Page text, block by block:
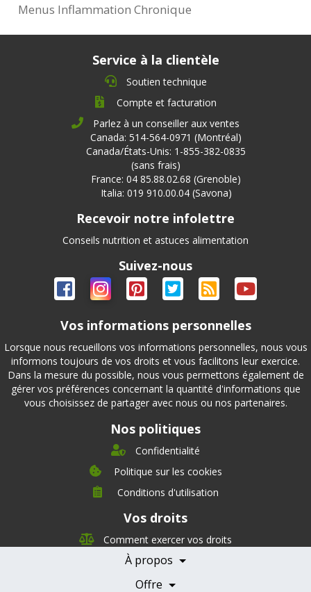
Menus Inflammation Chronique
Service à la clientèle
Soutien technique
Compte et facturation
Parlez à un conseiller aux ventes
Canada: 514-564-0971 (Montréal)
Canada/États-Unis: 1-855-382-0835
(sans frais)
France: 04 85.88.02.68 (Grenoble)
Italia: 019 910.00.04 (Savona)
Recevoir notre infolettre
Conseils nutrition et astuces alimentation
Suivez-nous
Vos informations personnelles
Lorsque nous recueillons vos informations personnelles, nous vous
informons toujours de vos droits et vous facilitons leur exercice.
Dans la mesure du possible, nous vous permettons également de
gérer vos préférences concernant la quantité d'informations que
vous choisissez de partager avec nous ou nos partenaires.
Nos politiques
Confidentialité
Politique sur les cookies
Conditions d'utilisation
Vos droits
Comment exercer vos droits
À propos
Direction
Nutrition
Offre
Témoignages
Nos partenaires
Devenir Partenaire